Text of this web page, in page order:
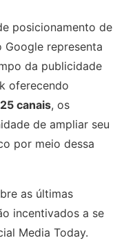
posicionamento de
Google representa
da publicidade
oferecendo
canais, os
de ampliar seu
por meio dessa
as últimas
incentivados a se
Media Today.